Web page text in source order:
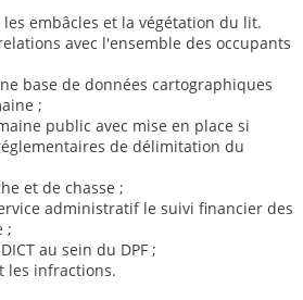
embâcles et la végétation du lit.
avec l'ensemble des occupants
base de données cartographiques
;
public avec mise en place si
de délimitation du
et de chasse ;
administratif le suivi financier des
;
au sein du DPF ;
les infractions.